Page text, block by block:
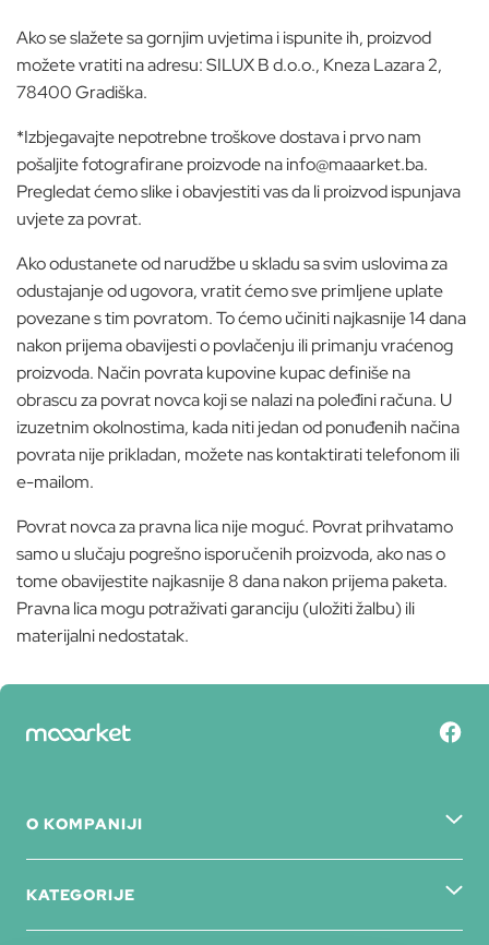
Ako se slažete sa gornjim uvjetima i ispunite ih, proizvod
možete vratiti na adresu: SILUX B d.o.o., Kneza Lazara 2,
78400 Gradiška.
*Izbjegavajte nepotrebne troškove dostava i prvo nam
pošaljite fotografirane proizvode na info@maaarket.ba.
Pregledat ćemo slike i obavjestiti vas da li proizvod ispunjava
uvjete za povrat.
Ako odustanete od narudžbe u skladu sa svim uslovima za
odustajanje od ugovora, vratit ćemo sve primljene uplate
povezane s tim povratom. To ćemo učiniti najkasnije 14 dana
nakon prijema obavijesti o povlačenju ili primanju vraćenog
proizvoda. Način povrata kupovine kupac definiše na
obrascu za povrat novca koji se nalazi na poleđini računa. U
izuzetnim okolnostima, kada niti jedan od ponuđenih načina
povrata nije prikladan, možete nas kontaktirati telefonom ili
e-mailom.
Povrat novca za pravna lica nije moguć. Povrat prihvatamo
samo u slučaju pogrešno isporučenih proizvoda, ako nas o
tome obavijestite najkasnije 8 dana nakon prijema paketa.
Pravna lica mogu potraživati garanciju (uložiti žalbu) ili
materijalni nedostatak.
O KOMPANIJI
KATEGORIJE